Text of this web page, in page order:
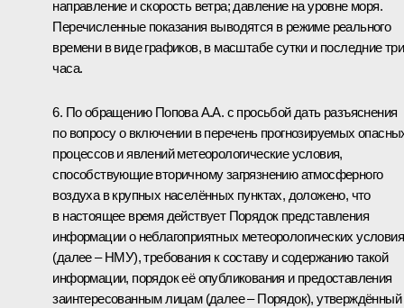
направление и скорость ветра; давление на уровне моря.
Перечисленные показания выводятся в режиме реального
времени в виде графиков, в масштабе сутки и последние три
часа.
6. По обращению Попова А.А. с просьбой дать разъяснения
по вопросу о включении в перечень прогнозируемых
процессов и явлений метеорологические условия,
способствующие вторичному загрязнению атмосферного
воздуха в крупных населённых пунктах, доложено, что
в настоящее время действует Порядок представления
информации о неблагоприятных метеорологических
(далее – НМУ), требования к составу и содержанию такой
информации, порядок её опубликования и предоставления
заинтересованным лицам (далее – Порядок), утверждённый